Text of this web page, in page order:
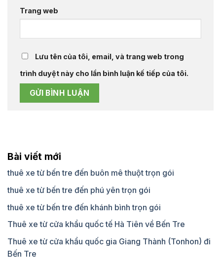
Trang web
Lưu tên của tôi, email, và trang web trong
trình duyệt này cho lần bình luận kế tiếp của tôi.
Bài viết mới
thuê xe từ bến tre đến buôn mê thuột trọn gói
thuê xe từ bến tre đến phú yên trọn gói
thuê xe từ bến tre đến khánh bình trọn gói
Thuê xe từ cửa khẩu quốc tế Hà Tiên về Bến Tre
Thuê xe từ cửa khẩu quốc gia Giang Thành (Tonhon) đi
Bến Tre